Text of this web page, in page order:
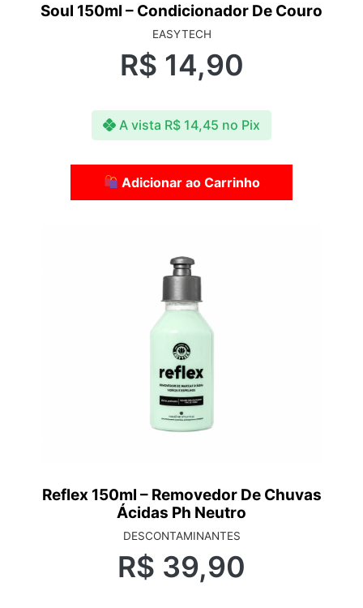
Soul 150ml – Condicionador De Couro
EASYTECH
R$ 14,90
A vista R$ 14,45 no Pix
Adicionar ao Carrinho
Reflex 150ml – Removedor De Chuvas
Ácidas Ph Neutro
DESCONTAMINANTES
R$ 39,90